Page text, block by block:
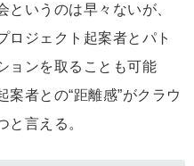
いうのは早々ないが、
ロジェクト起案者とパト
ョンを取ることも可能
者との“距離感”がクラウ
と言える。